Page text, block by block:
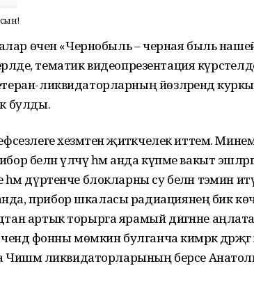
алар өчен «Чернобыль – черная быль
әзерләде, тематик видеопрезентация
ликвидаторларның йөзләрендә
булды.
хезмәтенә җитәкчелек иттем.
белән үлчәү һәм анда күпме вакыт
дүртенче блокларны су белән тәэмин
прибор шкаласы радиациянең бик
артык торырга ярамый дигәнне
фонны мөмкин булганча кимрәк
Чишмә ликвидаторларының берсе